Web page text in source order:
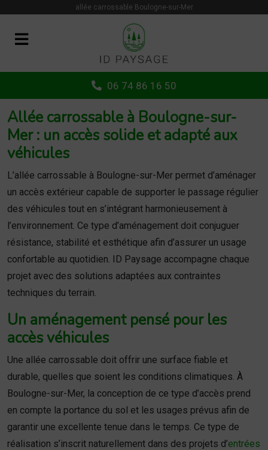
allée carrossable Boulogne-sur-Mer
06 74 86 16 50
Allée carrossable à Boulogne-sur-
Mer : un accès solide et adapté aux
véhicules
L’allée carrossable à Boulogne-sur-Mer permet d’aménager
un accès extérieur capable de supporter le passage régulier
des véhicules tout en s’intégrant harmonieusement à
l’environnement. Ce type d’aménagement doit conjuguer
résistance, stabilité et esthétique afin d’assurer un usage
confortable au quotidien. ID Paysage accompagne chaque
projet avec des solutions adaptées aux contraintes
techniques du terrain.
Un aménagement pensé pour les
accès véhicules
Une allée carrossable doit offrir une surface fiable et
durable, quelles que soient les conditions climatiques. À
Boulogne-sur-Mer, la conception de ce type d’accès prend
en compte la portance du sol et les usages prévus afin de
garantir une excellente tenue dans le temps. Ce type de
réalisation s’inscrit naturellement dans des projets d’entrées
Panneau de gestion des cookies